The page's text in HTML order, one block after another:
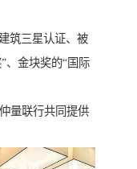
筑三星认证、被
、金块奖的“国际
量联行共同提供